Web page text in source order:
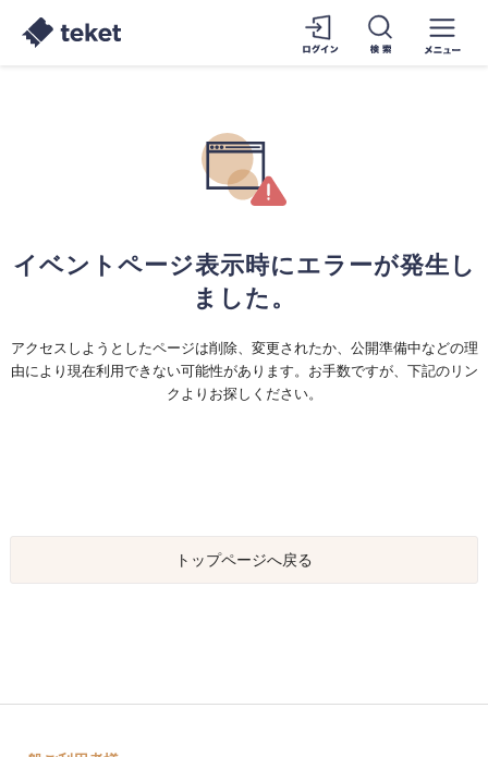
イベントページ表示時にエラーが発生し
ました。
アクセスしようとしたページは削除、変更されたか、公開準備中などの理
由により現在利用できない可能性があります。お手数ですが、下記のリン
クよりお探しください。
トップページへ戻る